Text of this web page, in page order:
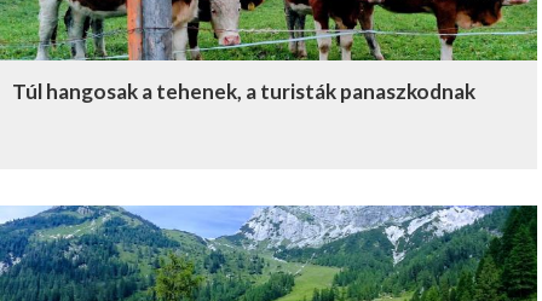
Túl hangosak a tehenek, a turisták panaszkodnak